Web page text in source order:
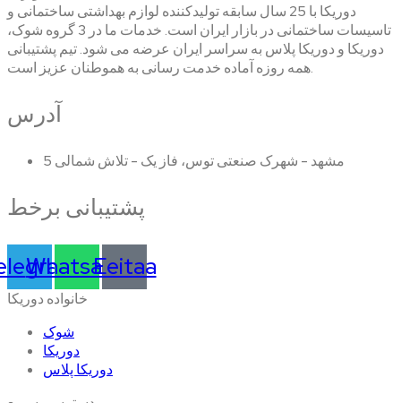
دوریکا با 25 سال سابقه تولیدکننده لوازم بهداشتی ساختمانی و
تاسیسات ساختمانی در بازار ایران است. خدمات ما در 3 گروه شوک،
دوریکا و دوریکا پلاس به سراسر ایران عرضه می شود. تیم پشتیبانی
همه روزه آماده خدمت رسانی به هموطنان عزیز است.
آدرس
مشهد - شهرک صنعتی توس، فاز یک - تلاش شمالی 5
پشتیبانی برخط
Whatsapp
Eeitaa
خانواده دوریکا
شوک
دوریکا
دوریکا پلاس